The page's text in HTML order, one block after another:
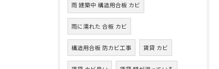
雨 建築中 構造用合板 カビ
雨に濡れた 合板 カビ
構造用合板 防カビ工事 賃貸 カビ